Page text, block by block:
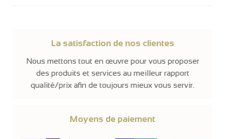
La satisfaction de nos clientes
Nous mettons tout en œuvre pour vous proposer
des produits et services au meilleur rapport
qualité/prix afin de toujours mieux vous servir.
Moyens de paiement